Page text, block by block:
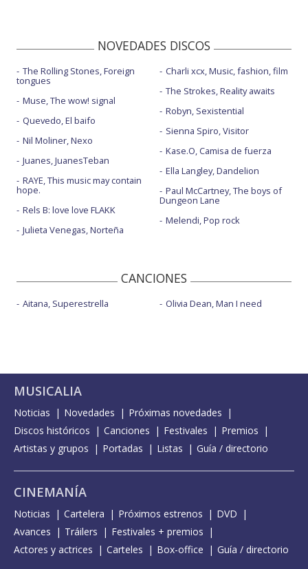
NOVEDADES DISCOS
The Rolling Stones, Foreign
tongues
Muse, The wow! signal
Quevedo, El baifo
Nil Moliner, Nexo
Juanes, JuanesTeban
RAYE, This music may contain
hope.
Rels B: love love FLAKK
Julieta Venegas, Norteña
Charli xcx, Music, fashion, film
The Strokes, Reality awaits
Robyn, Sexistential
Sienna Spiro, Visitor
Kase.O, Camisa de fuerza
Ella Langley, Dandelion
Paul McCartney, The boys of
Dungeon Lane
Melendi, Pop rock
CANCIONES
Aitana, Superestrella Olivia Dean, Man I need
MUSICALIA
Noticias Novedades
Próximas novedades
Discos históricos
Canciones Festivales
Premios
Artistas y grupos
Portadas Listas Guía / directorio
CINEMANÍA
Noticias Cartelera Próximos estrenos
DVD
Avances
Tráilers
Festivales + premios
Actores y actrices
Carteles Box-office Guía / directorio